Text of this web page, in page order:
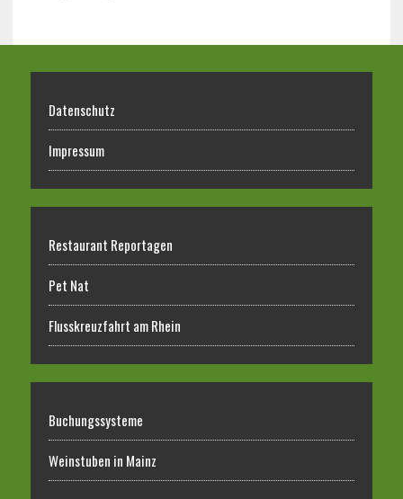
Datenschutz
Impressum
Restaurant Reportagen
Pet Nat
Flusskreuzfahrt am Rhein
Buchungssysteme
Weinstuben in Mainz